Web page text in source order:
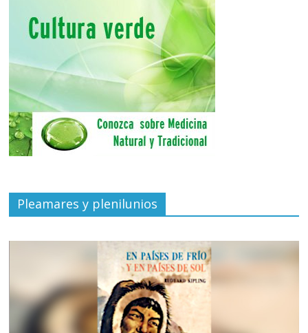
Pleamares y plenilunios